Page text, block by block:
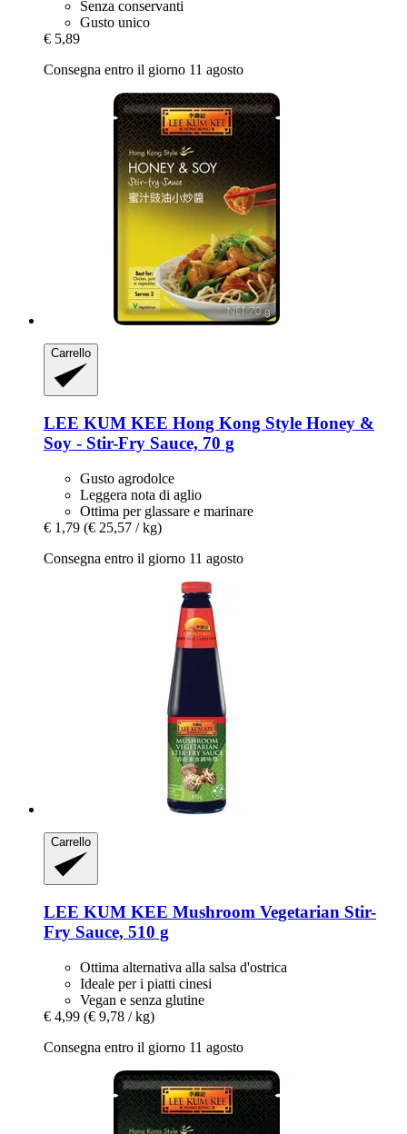
Senza conservanti
Gusto unico
€ 5,89
Consegna entro il giorno 11 agosto
Carrello
LEE KUM KEE Hong Kong Style Honey &
Soy -​ Stir-​Fry Sauce, 70 g
Gusto agrodolce
Leggera nota di aglio
Ottima per glassare e marinare
€ 1,79 (€ 25,57 / kg)
Consegna entro il giorno 11 agosto
Carrello
LEE KUM KEE Mushroom Vegetarian Stir-​
Fry Sauce, 510 g
Ottima alternativa alla salsa d'ostrica
Ideale per i piatti cinesi
Vegan e senza glutine
€ 4,99 (€ 9,78 / kg)
Consegna entro il giorno 11 agosto